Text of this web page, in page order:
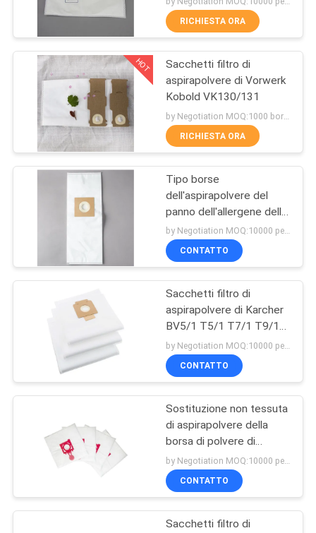
CONTROLLO
DI
QUALITÀ
CONTATTICI
RICHIEDA
CITAZIONE
MAPPA
DEL
PRIVACY
POLICY
Sacchi aspiratori di
aspirapolvere
87
Sacchi di carta di
aspirapolvere
47
rinfrescante di aria
dell'aspirapolvere
14
RICHIESTA ORA
HOT
Sacchetti filtro di
aspirapolvere di Vorwerk
Kobold VK130/131
RICHIESTA ORA
Tipo borse
dell'aspirapolvere del
panno dell'allergene delle
borse di vuoto di y per
WindTunnel 4010100Y
by Negotiation MOQ:10000 pezzo/pezzi
CONTATTO
Sacchetti filtro di
aspirapolvere di Karcher
BV5/1 T5/1 T7/1 T9/1
T10/1 69043330
69043160
by Negotiation MOQ:10000 pezzo/pezzi
CONTATTO
Sostituzione non tessuta
di aspirapolvere della
borsa di polvere di
Zelmer ZVCA300B
49,4200
CONTATTO
Sacchetti filtro di